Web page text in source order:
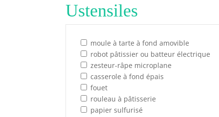
Ustensiles
moule à tarte à fond amovible
robot pâtissier ou batteur électrique
zesteur-râpe microplane
casserole à fond épais
fouet
rouleau à pâtisserie
papier sulfurisé